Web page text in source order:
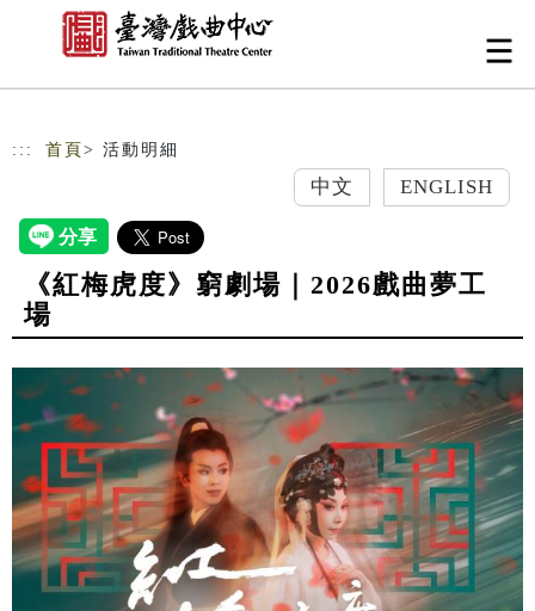
跳到主要內容
網站導覽
::: 首頁 > 活動明細
中文 ENGLISH
《紅梅虎度》窮劇場｜2026戲曲夢工
場